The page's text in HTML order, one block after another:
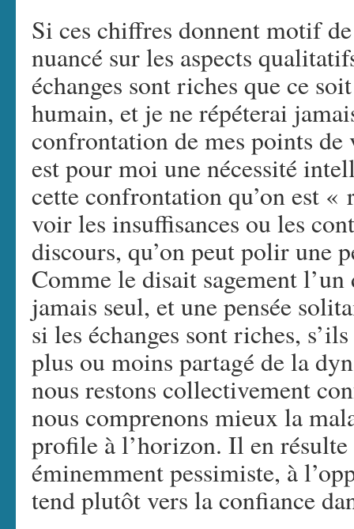
Si ces chiffres donnent motif
nuancé sur les aspects
échanges sont riches que ce
humain, et je ne répéterai
confrontation de mes points de
est pour moi une nécessité
cette confrontation qu’on est «
voir les insuffisances ou les
discours, qu’on peut polir une
Comme le disait sagement
jamais seul, et une pensée
si les échanges sont riches,
plus ou moins partagé de la
nous restons collectivement
nous comprenons mieux la
profile à l’horizon. Il en
éminemment pessimiste, à
tend plutôt vers la confiance